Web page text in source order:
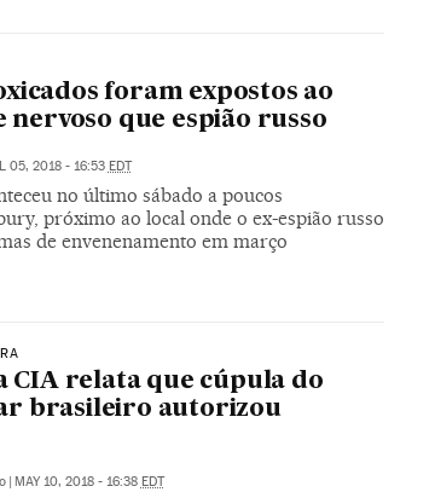
foram expostos ao
nervoso que espião russo
05, 2018 - 16:53 EDT
no último sábado a poucos
próximo ao local onde o ex-espião russo
de envenenamento em março
CIA relata que cúpula do
brasileiro autorizou
| MAY 10, 2018 - 16:38 EDT